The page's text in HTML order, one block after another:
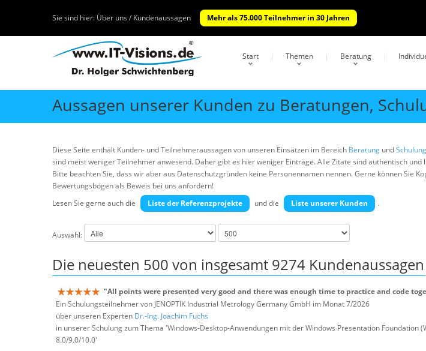
Sie sind hier: Über uns / Kundenaussagen Mehr als 75.000 Teilnehmer in 30 Jahren
Start Themen Beratung
Aussagen unserer Kunden zu Beratungen,
Diese Seite enthält Kunden- und Teilnehmeraussagen von unseren Einsätzen im Bereich Beratung undSchulung
sind meist weniger Teilnehmer anwesend. Daher gibt es hier weniger Einträge. Alle Zitate sind authentisch und
Bitte beachten Sie, dass wir aber aus Datenschutzgründen keine Personennamen nennen. Gerne können Sie
Bewertungsbögen als Beweis bei uns anfordern!
Lesen Sie gerne auch die
Liste der Referenzprojekte und die Liste unserer Kunden .
Auswahl:
Die neuesten 500 von insgesamt 9274 Kundenaussagen
"All points were presented very good and there was enough time to practice and code
Ein Schulungsteilnehmer von JENOPTIK Industrial Metrology Germany GmbH im Monat 7/2026
über unseren Experten Dr.-Ing. Joachim Fuchs
in unserer Schulung zum Thema 'Windows-Desktop-Anwendungen mit der Windows Presentation Foundation
8.0/9.0/10.0'